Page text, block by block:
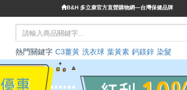
B&H 多立康官方直營購物網—台灣保健品牌
熱門關鍵字 C3薑黃 洗衣球 葉黃素 鈣鎂鋅 染髮